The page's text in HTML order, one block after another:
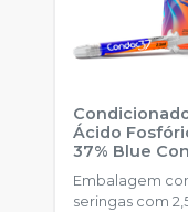
Ácido
37% Blue
FGM
Embalagem
seringas com